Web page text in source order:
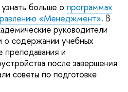
больше о программах
«Менеджмент». В
руководители
о содержании учебных
преподавания и
после завершения
советы по подготовке